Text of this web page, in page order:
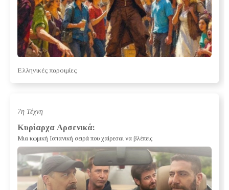
Ελληνικές παροιμίες
7η Τέχνη
Κυρίαρχα Αρσενικά:
Μια κωμική Ισπανική σειρά που χαίρεσαι να βλέπεις